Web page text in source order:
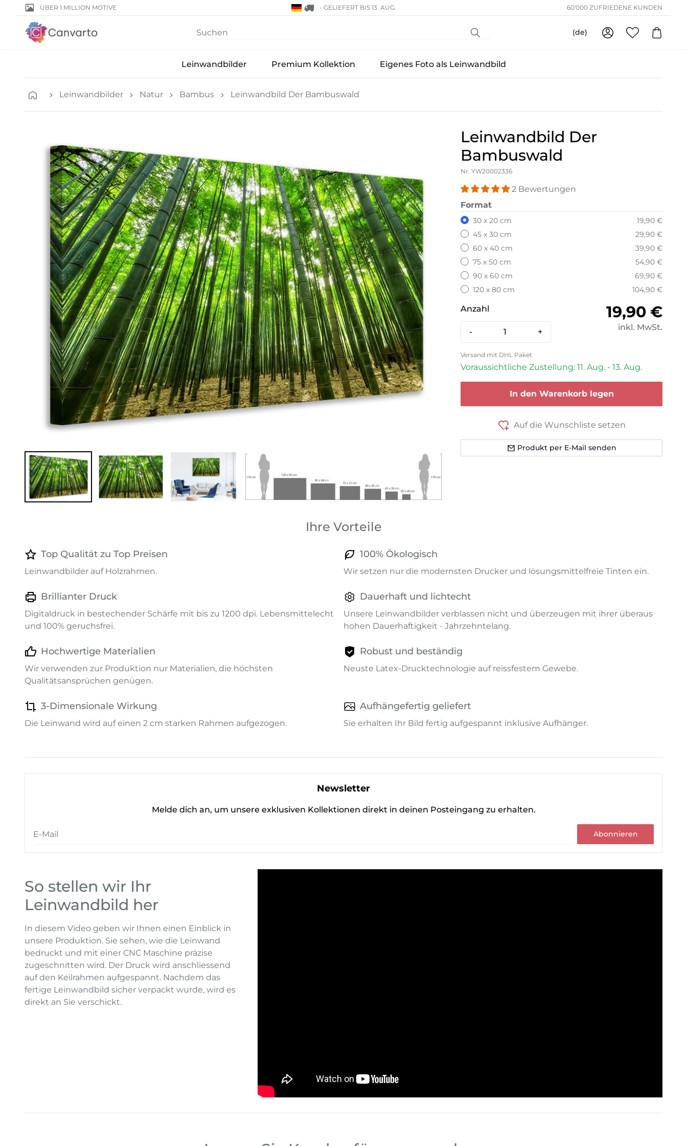
ÜBER 1 MILLION MOTIVE - GELIEFERT BIS 13. AUG. 60'000 ZUFRIEDENE KUNDEN
(de)
Leinwandbilder Premium Kollektion Eigenes Foto als Leinwandbild
Leinwandbilder Natur Bambus Leinwandbild Der Bambuswald
Leinwandbild Der
Bambuswald
Nr. YW20002336
2 Bewertungen
Format
30 x 20 cm
19,90 €
45 x 30 cm
29,90 €
60 x 40 cm
39,90 €
75 x 50 cm
54,90 €
90 x 60 cm
69,90 €
120 x 80 cm
104,90 €
Anzahl
- +
Normaler
19,90 €
inkl. MwSt.
Versand mit DHL Paket
Voraussichtliche Zustellung: 11. Aug. - 13. Aug.
In den Warenkorb legen
Auf die Wunschliste setzen
Produkt per E-Mail senden
Ihre Vorteile
Top Qualität zu Top Preisen
Leinwandbilder auf Holzrahmen.
100% Ökologisch
Wir setzen nur die modernsten Drucker und lösungsmittelfreie Tinten ein.
Brillianter Druck
Digitaldruck in bestechender Schärfe mit bis zu 1200 dpi. Lebensmittelecht
und 100% geruchsfrei.
Dauerhaft und lichtecht
Unsere Leinwandbilder verblassen nicht und überzeugen mit ihrer überaus
hohen Dauerhaftigkeit - Jahrzehntelang.
Hochwertige Materialien
Wir verwenden zur Produktion nur Materialien, die höchsten
Qualitätsansprüchen genügen.
Robust und beständig
Neuste Latex-Drucktechnologie auf reissfestem Gewebe.
3-Dimensionale Wirkung
Die Leinwand wird auf einen 2 cm starken Rahmen aufgezogen.
Aufhängefertig geliefert
Sie erhalten Ihr Bild fertig aufgespannt inklusive Aufhänger.
Newsletter
Melde dich an, um unsere exklusiven Kollektionen direkt in deinen Posteingang zu erhalten.
Abonnieren
So stellen wir Ihr
Leinwandbild her
In diesem Video geben wir Ihnen einen Einblick in
unsere Produktion. Sie sehen, wie die Leinwand
bedruckt und mit einer CNC Maschine präzise
zugeschnitten wird. Der Druck wird anschliessend
auf den Keilrahmen aufgespannt. Nachdem das
fertige Leinwandbild sicher verpackt wurde, wird es
direkt an Sie verschickt.